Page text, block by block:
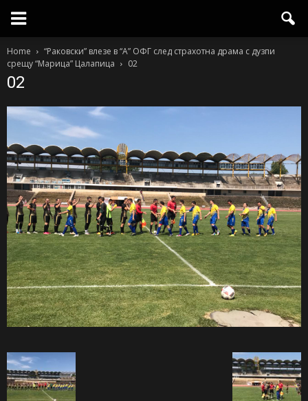
Home
“Раковски” влезе в “А” ОФГ след страхотна драма с дузпи
срещу “Марица” Цалапица
02
02